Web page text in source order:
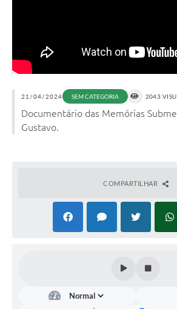
21/04/2024 SEM CATEGORIA 2043
Documentário das Memórias
Gustavo.
COMPARTILHAR